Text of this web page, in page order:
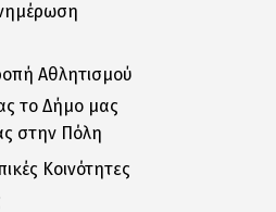
Αθλητισμού
το Δήμο μας
στην Πόλη
Κοινότητες